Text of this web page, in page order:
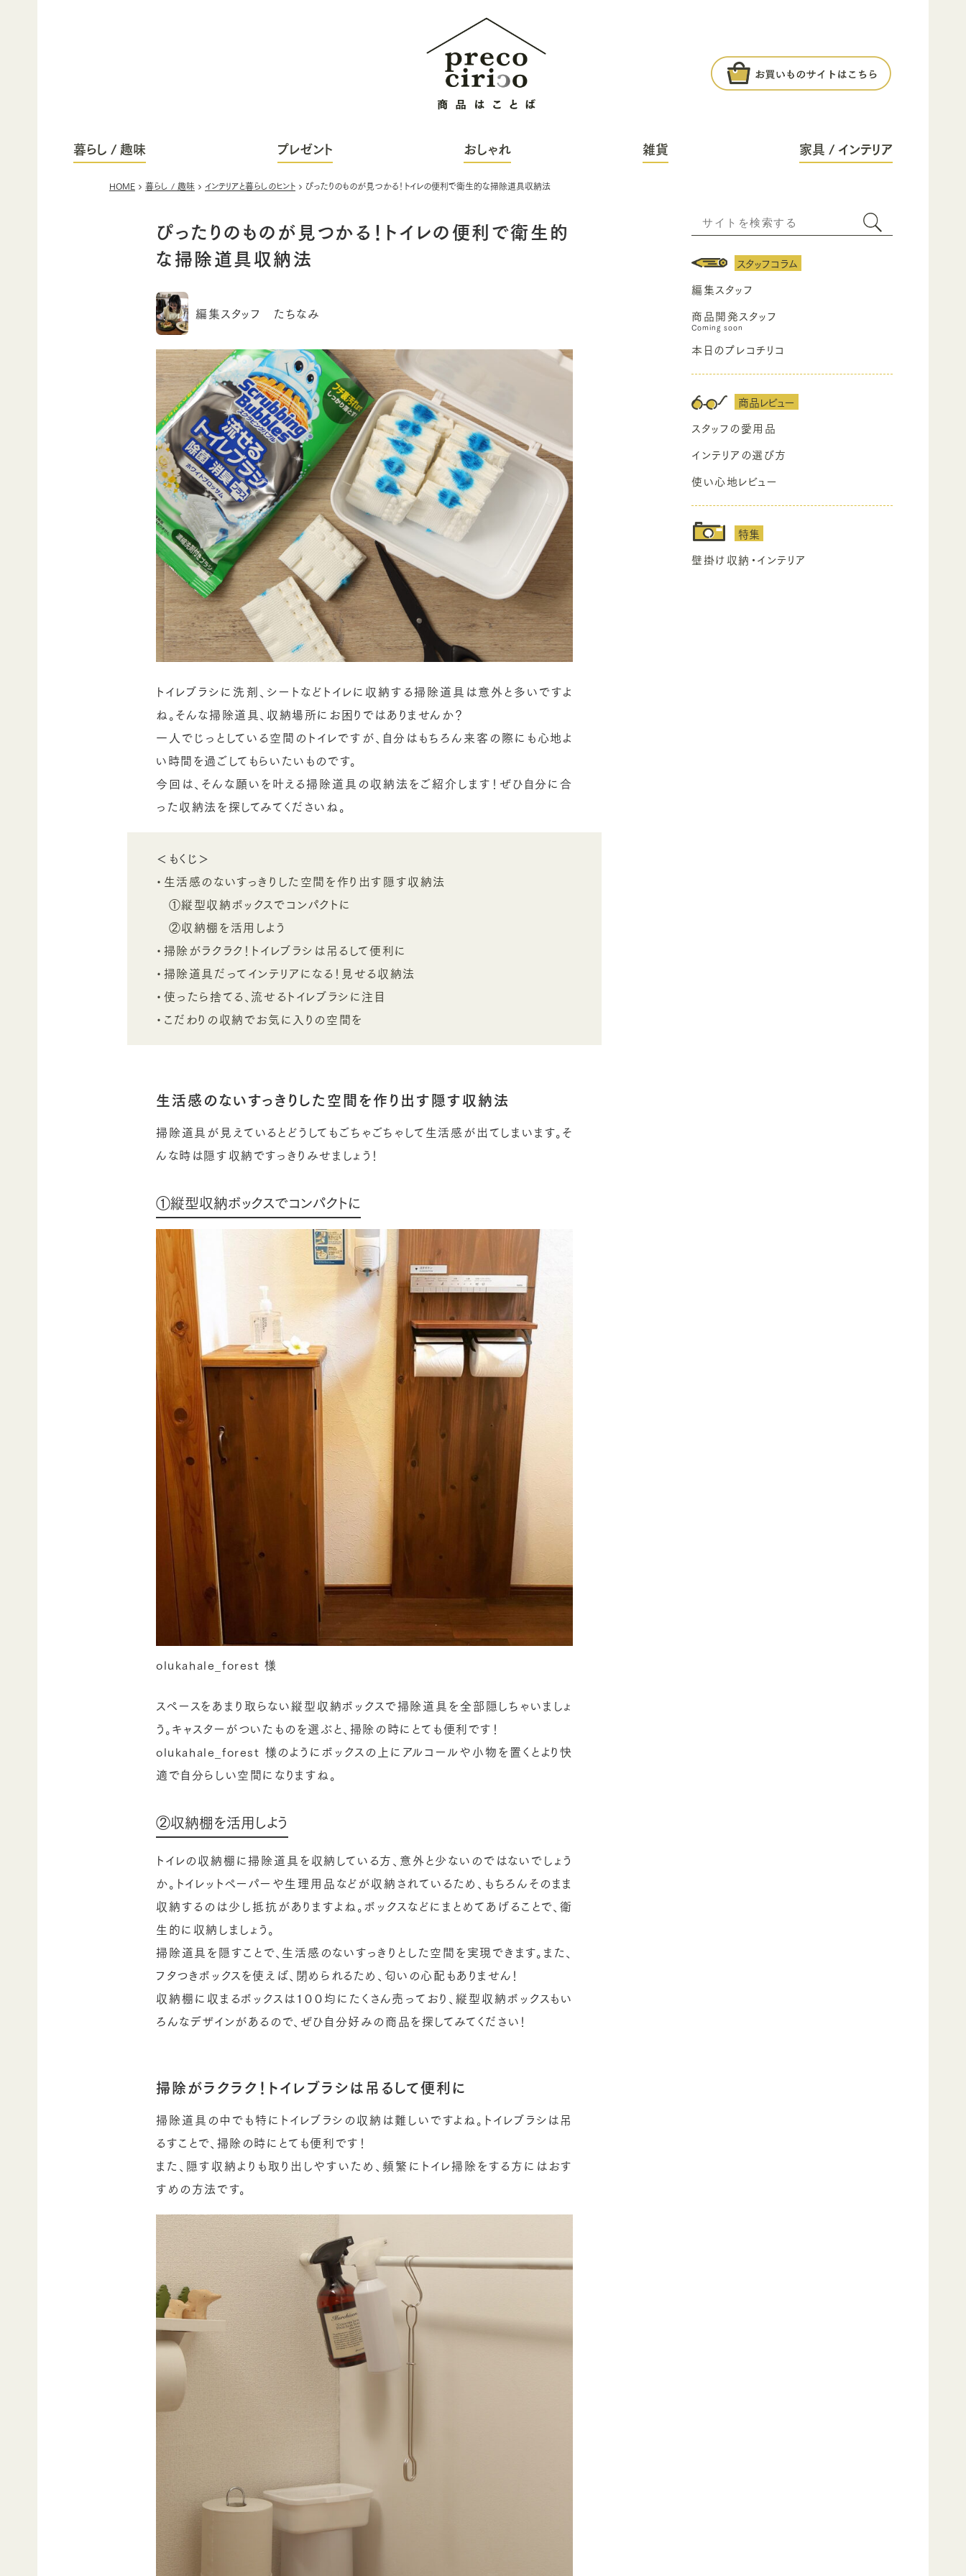
暮らし / 趣味 プレゼント おしゃれ 雑貨 家具 / インテリア
HOME 暮らし / 趣味 インテリアと暮らしのヒント ぴったりのものが見つかる！トイレの便利で衛生的な掃除道具収納法
ぴったりのものが見つかる！トイレの便利で衛生的
な掃除道具収納法
編集スタッフ たちなみ
トイレブラシに洗剤、シートなどトイレに収納する掃除道具は意外と多いですよ
ね。そんな掃除道具、収納場所にお困りではありませんか？
一人でじっとしている空間のトイレですが、自分はもちろん来客の際にも心地よ
い時間を過ごしてもらいたいものです。
今回は、そんな願いを叶える掃除道具の収納法をご紹介します！ぜひ自分に合
った収納法を探してみてくださいね。
＜もくじ＞
・生活感のないすっきりした空間を作り出す隠す収納法
①縦型収納ボックスでコンパクトに
②収納棚を活用しよう
・掃除がラクラク！トイレブラシは吊るして便利に
・掃除道具だってインテリアになる！見せる収納法
・使ったら捨てる、流せるトイレブラシに注目
・こだわりの収納でお気に入りの空間を
生活感のないすっきりした空間を作り出す隠す収納法
掃除道具が見えているとどうしてもごちゃごちゃして生活感が出てしまいます。そ
んな時は隠す収納ですっきりみせましょう！
①縦型収納ボックスでコンパクトに
olukahale_forest 様
スペースをあまり取らない縦型収納ボックスで掃除道具を全部隠しちゃいましょ
う。キャスターがついたものを選ぶと、掃除の時にとても便利です！
olukahale_forest 様のようにボックスの上にアルコールや小物を置くとより快
適で自分らしい空間になりますね。
②収納棚を活用しよう
トイレの収納棚に掃除道具を収納している方、意外と少ないのではないでしょう
か。トイレットペーパーや生理用品などが収納されているため、もちろんそのまま
収納するのは少し抵抗がありますよね。ボックスなどにまとめてあげることで、衛
生的に収納しましょう。
掃除道具を隠すことで、生活感のないすっきりとした空間を実現できます。また、
フタつきボックスを使えば、閉められるため、匂いの心配もありません！
収納棚に収まるボックスは１００均にたくさん売っており、縦型収納ボックスもい
ろんなデザインがあるので、ぜひ自分好みの商品を探してみてください！
掃除がラクラク！トイレブラシは吊るして便利に
掃除道具の中でも特にトイレブラシの収納は難しいですよね。トイレブラシは吊
るすことで、掃除の時にとても便利です！
また、隠す収納よりも取り出しやすいため、頻繁にトイレ掃除をする方にはおす
すめの方法です。
スタッフコラム
編集スタッフ
商品開発スタッフ
本日のプレコチリコ
商品レビュー
スタッフの愛用品
インテリアの選び方
使い心地レビュー
特集
壁掛け収納・インテリア